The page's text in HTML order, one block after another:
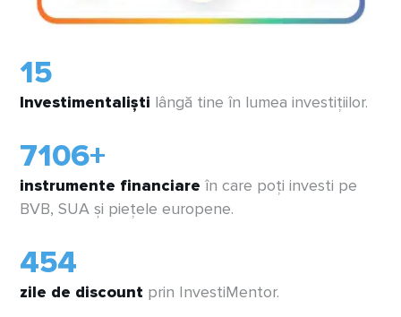
18
Investimentaliști lângă tine în lumea investițiilor.
8500+
instrumente financiare în care poți investi pe
BVB, SUA și piețele europene.
540
zile de discount prin InvestiMentor.